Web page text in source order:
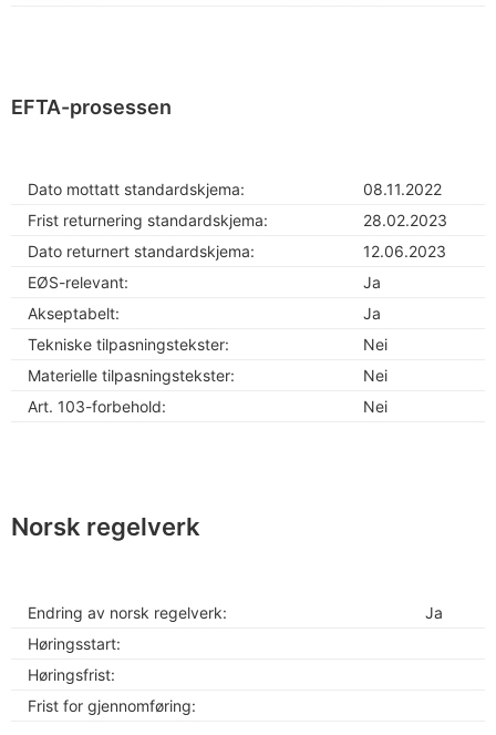
EFTA-prosessen
Dato mottatt standardskjema:
08.11.2022
Frist returnering standardskjema:
28.02.2023
Dato returnert standardskjema:
12.06.2023
EØS-relevant:
Ja
Akseptabelt:
Ja
Tekniske tilpasningstekster:
Nei
Materielle tilpasningstekster:
Nei
Art. 103-forbehold:
Nei
Norsk regelverk
Endring av norsk regelverk:
Ja
Høringsstart:
Høringsfrist:
Frist for gjennomføring: